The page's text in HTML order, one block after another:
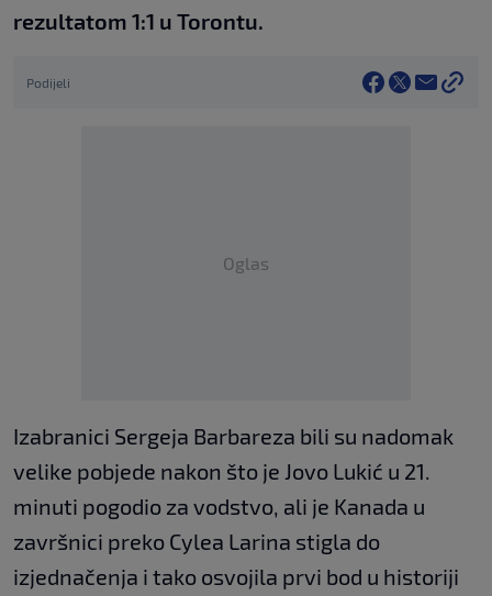
rezultatom 1:1 u Torontu.
Podijeli
Oglas
Izabranici Sergeja Barbareza bili su nadomak
velike pobjede nakon što je Jovo Lukić u 21.
minuti pogodio za vodstvo, ali je Kanada u
završnici preko Cylea Larina stigla do
izjednačenja i tako osvojila prvi bod u historiji